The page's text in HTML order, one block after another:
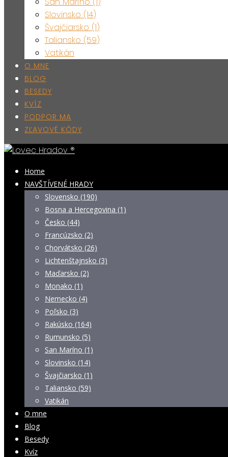
Slovinsko (14)
Švajčiarsko (1)
Taliansko (59)
Vatikán
O MNE
BLOG
BESEDY
KVÍZ
PODPOR MA
ZĽAVOVÉ KÓDY
Home
NAVŠTÍVENÉ HRADY
Slovensko (190)
Bosna a Hercegovina (1)
Česko (44)
Francúzsko (2)
Chorvátsko (26)
Lichtenštajnsko (3)
Maďarsko (2)
Monako (1)
Nemecko (4)
Poľsko (3)
Rakúsko (164)
Rumunsko (5)
San Maríno (1)
Slovinsko (14)
Švajčiarsko (1)
Taliansko (59)
Vatikán
O mne
Blog
Besedy
Kvíz